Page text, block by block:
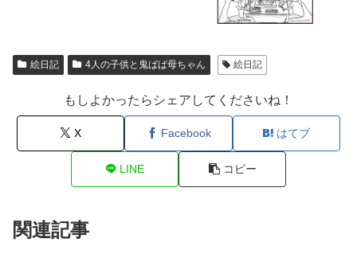
絵日記 4人の子供と鬼ばば母ちゃん 絵日記
もしよかったらシェアしてくださいね！
X Facebook はてブ
LINE コピー
関連記事